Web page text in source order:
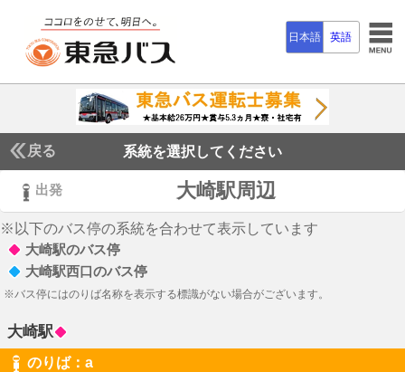
日本語 英語
戻る 系統を選択してください
出発 大崎駅周辺
※以下のバス停の系統を合わせて表示しています
大崎駅のバス停
大崎駅西口のバス停
※バス停にはのりば名称を表示する標識がない場合がございます。
大崎駅
のりば： a